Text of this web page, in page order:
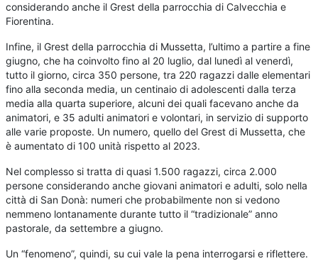
considerando anche il Grest della parrocchia di Calvecchia e
Fiorentina.
Infine, il Grest della parrocchia di Mussetta, l’ultimo a partire a fine
giugno, che ha coinvolto fino al 20 luglio, dal lunedì al venerdì,
tutto il giorno, circa 350 persone, tra 220 ragazzi dalle elementari
fino alla seconda media, un centinaio di adolescenti dalla terza
media alla quarta superiore, alcuni dei quali facevano anche da
animatori, e 35 adulti animatori e volontari, in servizio di supporto
alle varie proposte. Un numero, quello del Grest di Mussetta, che
è aumentato di 100 unità rispetto al 2023.
Nel complesso si tratta di quasi 1.500 ragazzi, circa 2.000
persone considerando anche giovani animatori e adulti, solo nella
città di San Donà: numeri che probabilmente non si vedono
nemmeno lontanamente durante tutto il “tradizionale” anno
pastorale, da settembre a giugno.
Un “fenomeno”, quindi, su cui vale la pena interrogarsi e riflettere.